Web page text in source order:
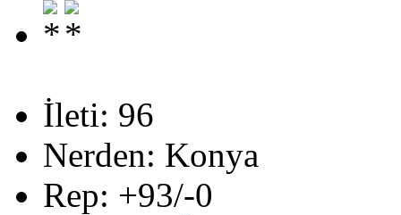
İleti: 96
Nerden: Konya
Rep: +93/-0